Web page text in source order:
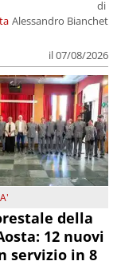
di
Alessandro Bianchet
il 07/08/2026
della
12 nuovi
servizio in 8